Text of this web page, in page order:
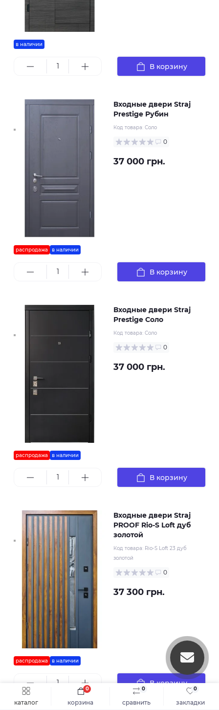
каталог сравнить
0
закладки
0
корзина
0
в наличии
В корзину
распродажа в наличии
Входные двери Straj
Prestige Рубин
Код товара: Соло
0
37 000 грн.
В корзину
распродажа в наличии
Входные двери Straj
Prestige Соло
Код товара: Соло
0
37 000 грн.
В корзину
распродажа в наличии
Входные двери Straj
PROOF Rio-S Loft дуб
золотой
Код товара: Rio-S Loft 23 дуб
золотой
0
37 300 грн.
В корзину